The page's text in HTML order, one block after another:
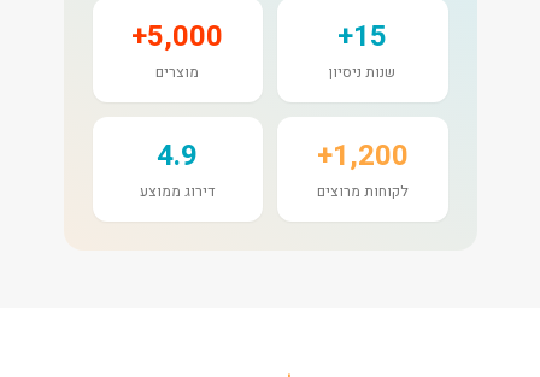
15+
שנות ניסיון
5,000+
מוצרים
1,200+
לקוחות מרוצים
4.9
דירוג ממוצע